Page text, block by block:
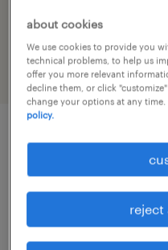
descriptif du poste
about cookies
We use cookies to provide you
technical problems, to help us
offer you more relevant
decline them, or click
change your options at any
policy.
reject